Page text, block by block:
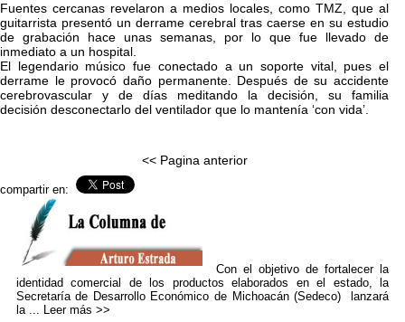
Fuentes cercanas revelaron a medios locales, como TMZ, que al
guitarrista presentó un derrame cerebral tras caerse en su estudio
de grabación hace unas semanas, por lo que fue llevado de
inmediato a un hospital.
El legendario músico fue conectado a un soporte vital, pues el
derrame le provocó daño permanente. Después de su accidente
cerebrovascular y de días meditando la decisión, su familia
decisión desconectarlo del ventilador que lo mantenía ‘con vida’.
<< Pagina anterior
compartir en:
Con el objetivo de fortalecer la
identidad comercial de los productos elaborados en el estado, la
Secretaría de Desarrollo Económico de Michoacán (Sedeco) lanzará
la ...
Leer más >>